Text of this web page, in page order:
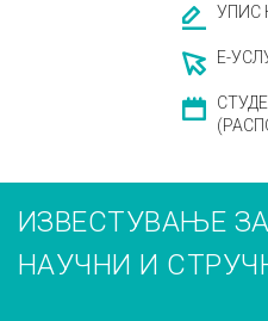
УПИС
Е-
ИЗВЕСТУВАЊЕ
НАУЧНИ И